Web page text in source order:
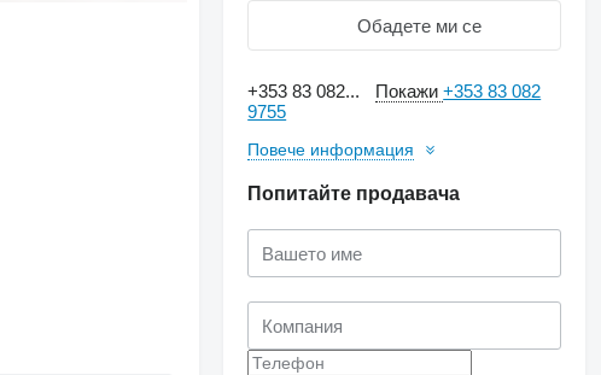
Обадете ми се
+353 83 082... Покажи+353 83 082
9755
Повече информация
Попитайте продавача